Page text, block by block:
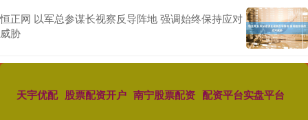
恒正网 以军总参谋长视察反导阵地 强调始终保持应对
威胁
天宇优配 股票配资开户 南宁股票配资 配资平台实盘平台